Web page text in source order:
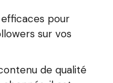
pour
sur vos
de qualité